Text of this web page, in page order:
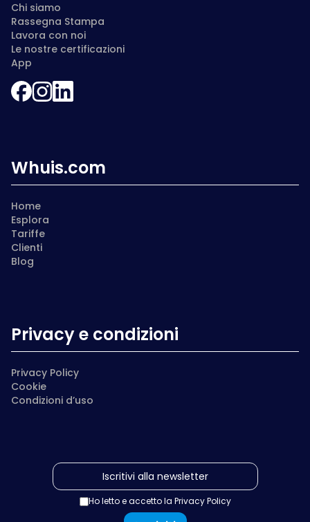
Chi siamo
Rassegna Stampa
Lavora con noi
Le nostre certificazioni
App
Whuis.com
Home
Esplora
Tariffe
Clienti
Blog
Privacy e condizioni
Privacy Policy
Cookie
Condizioni d’uso
Ho letto e accetto la Privacy Policy